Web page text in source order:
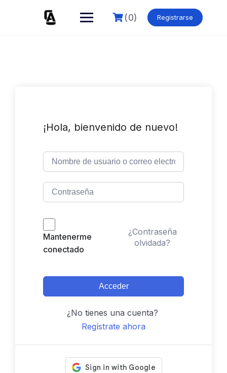
(0) Registrarse
¡Hola, bienvenido de nuevo!
Mantenerme
conectado
¿Contraseña
olvidada?
Acceder
¿No tienes una cuenta?
Regístrate ahora